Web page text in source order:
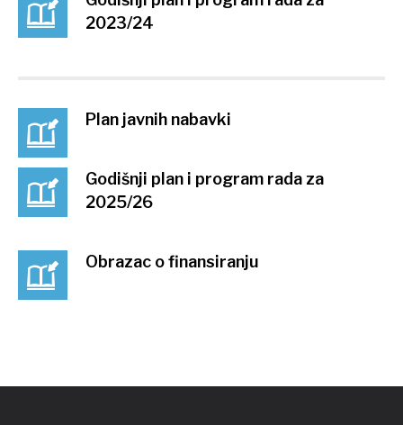
2023/24
Plan javnih nabavki
Godišnji plan i program rada za
2025/26
Obrazac o finansiranju